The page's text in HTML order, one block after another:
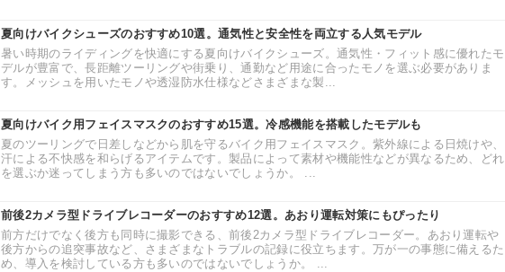
夏向けバイクシューズのおすすめ10選。通気性と安全性を両立する人気モデル
暑い時期のライディングを快適にする夏向けバイクシューズ。通気性・フィット感に優れたモ
デルが豊富で、長距離ツーリングや街乗り、通勤など用途に合ったモノを選ぶ必要がありま
す。メッシュを用いたモノや透湿防水仕様などさまざまな製...
夏向けバイク用フェイスマスクのおすすめ15選。冷感機能を搭載したモデルも
夏のツーリングで日差しなどから肌を守るバイク用フェイスマスク。紫外線による日焼けや、
汗による不快感を和らげるアイテムです。製品によって素材や機能性などが異なるため、どれ
を選ぶか迷ってしまう方も多いのではないでしょうか。 ...
前後2カメラ型ドライブレコーダーのおすすめ12選。あおり運転対策にもぴったり
前方だけでなく後方も同時に撮影できる、前後2カメラ型ドライブレコーダー。あおり運転や
後方からの追突事故など、さまざまなトラブルの記録に役立ちます。万が一の事態に備えるた
め、導入を検討している方も多いのではないでしょうか。 ...